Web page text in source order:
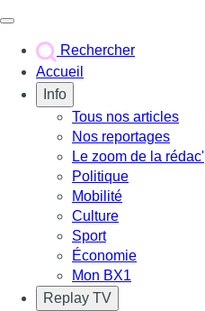
Rechercher
Accueil
Info
Tous nos articles
Nos reportages
Le zoom de la rédac'
Politique
Mobilité
Culture
Sport
Économie
Mon BX1
Replay TV